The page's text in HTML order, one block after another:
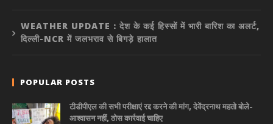
WEATHER UPDATE : देश के कई हिस्सों में भारी बारिश का अलर्ट,
दिल्ली-NCR में जलभराव से बिगड़े हालात
POPULAR POSTS
टीडीपीएल की सभी परीक्षाएं रद्द करने की मांग, देवेंद्रनाथ महतो बोले-
आश्वासन नहीं, ठोस कार्रवाई चाहिए